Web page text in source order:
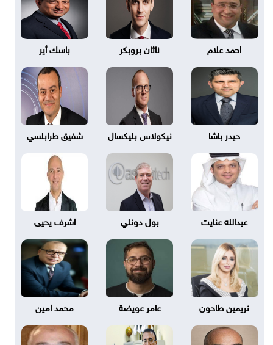
احمد علام ناثان بروبكر باسك أير
حيدر باشا نيكولاس بليكسال شفيق طرابلسي
عبدالله عنايت بول دونلي اشرف يحيى
نريمين طاحون عامر عويضة محمد امين